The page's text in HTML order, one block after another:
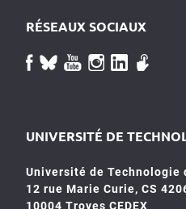
RÉSEAUX SOCIAUX
UNIVERSITÉ DE
Université de Technologie
12 rue Marie Curie, CS
10004 Troyes CEDEX